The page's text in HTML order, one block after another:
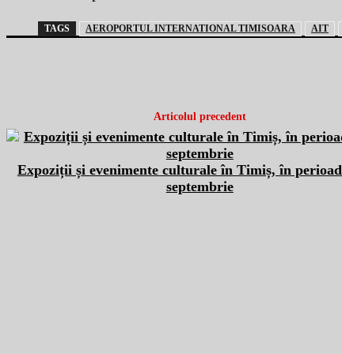
TAGS AEROPORTUL INTERNATIONAL TIMISOARA AIT
Articolul precedent
Expoziții și evenimente culturale în Timiș, în
septembrie